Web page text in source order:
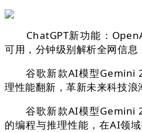
ChatGPT新功能：
可用，分钟级别解析全网信息
谷歌新款AI模型Gemini
理性能翻新，革新未来科技浪
谷歌新款AI模型Gemini
的编程与推理性能，在AI领